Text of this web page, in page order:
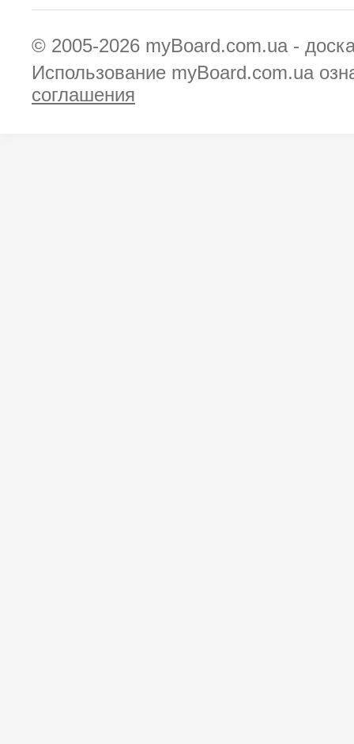
© 2005-2026 myBoard.com.ua -
Использование myBoard.com.ua
соглашения